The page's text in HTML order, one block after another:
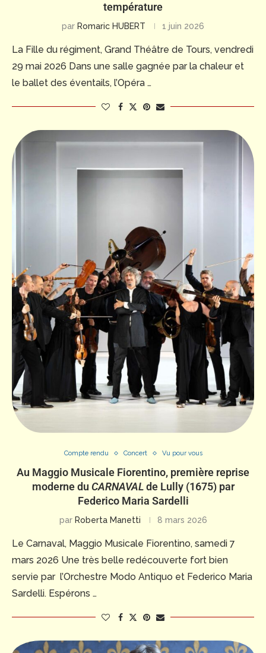
température
par Romaric HUBERT 1 juin 2026
La Fille du régiment, Grand Théâtre de Tours, vendredi
29 mai 2026 Dans une salle gagnée par la chaleur et
le ballet des éventails, l’Opéra …
Compte rendu Concert Vu pour vous
Au Maggio Musicale Fiorentino, première reprise
moderne du CARNAVALde Lully (1675) par
Federico Maria Sardelli
par Roberta Manetti 8 mars 2026
Le Carnaval, Maggio Musicale Fiorentino, samedi 7
mars 2026 Une très belle redécouverte fort bien
servie par l’Orchestre Modo Antiquo et Federico Maria
Sardelli. Espérons …